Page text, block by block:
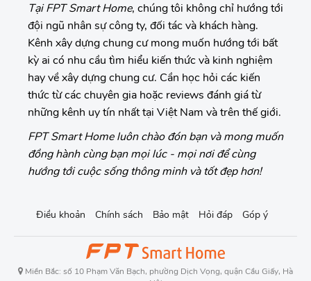
Tại FPT Smart Home, chúng tôi không chỉ hướng tới
đội ngũ nhân sự công ty, đối tác và khách hàng.
Kênh xây dựng chung cư mong muốn hướng tới bất
kỳ ai có nhu cầu tìm hiểu kiến thức và kinh nghiệm
hay về xây dựng chung cư. Cần học hỏi các kiến
thức từ các chuyên gia hoặc reviews đánh giá từ
những kênh uy tín nhất tại Việt Nam và trên thế giới.
FPT Smart Home luôn chào đón bạn và mong muốn
đồng hành cùng bạn mọi lúc - mọi nơi để cùng
hướng tới cuộc sống thông minh và tốt đẹp hơn!
Điều khoản Chính sách Bảo mật Hỏi đáp Góp ý
Miền Bắc: số 10 Phạm Văn Bạch, phường Dịch Vọng, quận Cầu Giấy, Hà